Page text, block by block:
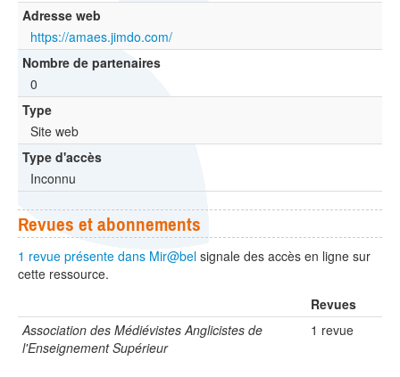
Adresse web
https://amaes.jimdo.com/
Nombre de partenaires
0
Type
Site web
Type d'accès
Inconnu
Revues et abonnements
1 revue présente dans Mir@bel signale des accès en ligne sur
cette ressource.
Revues
Association des Médiévistes Anglicistes de
l'Enseignement Supérieur
1 revue